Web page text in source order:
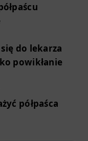
do lekarza
powikłanie
półpaśca